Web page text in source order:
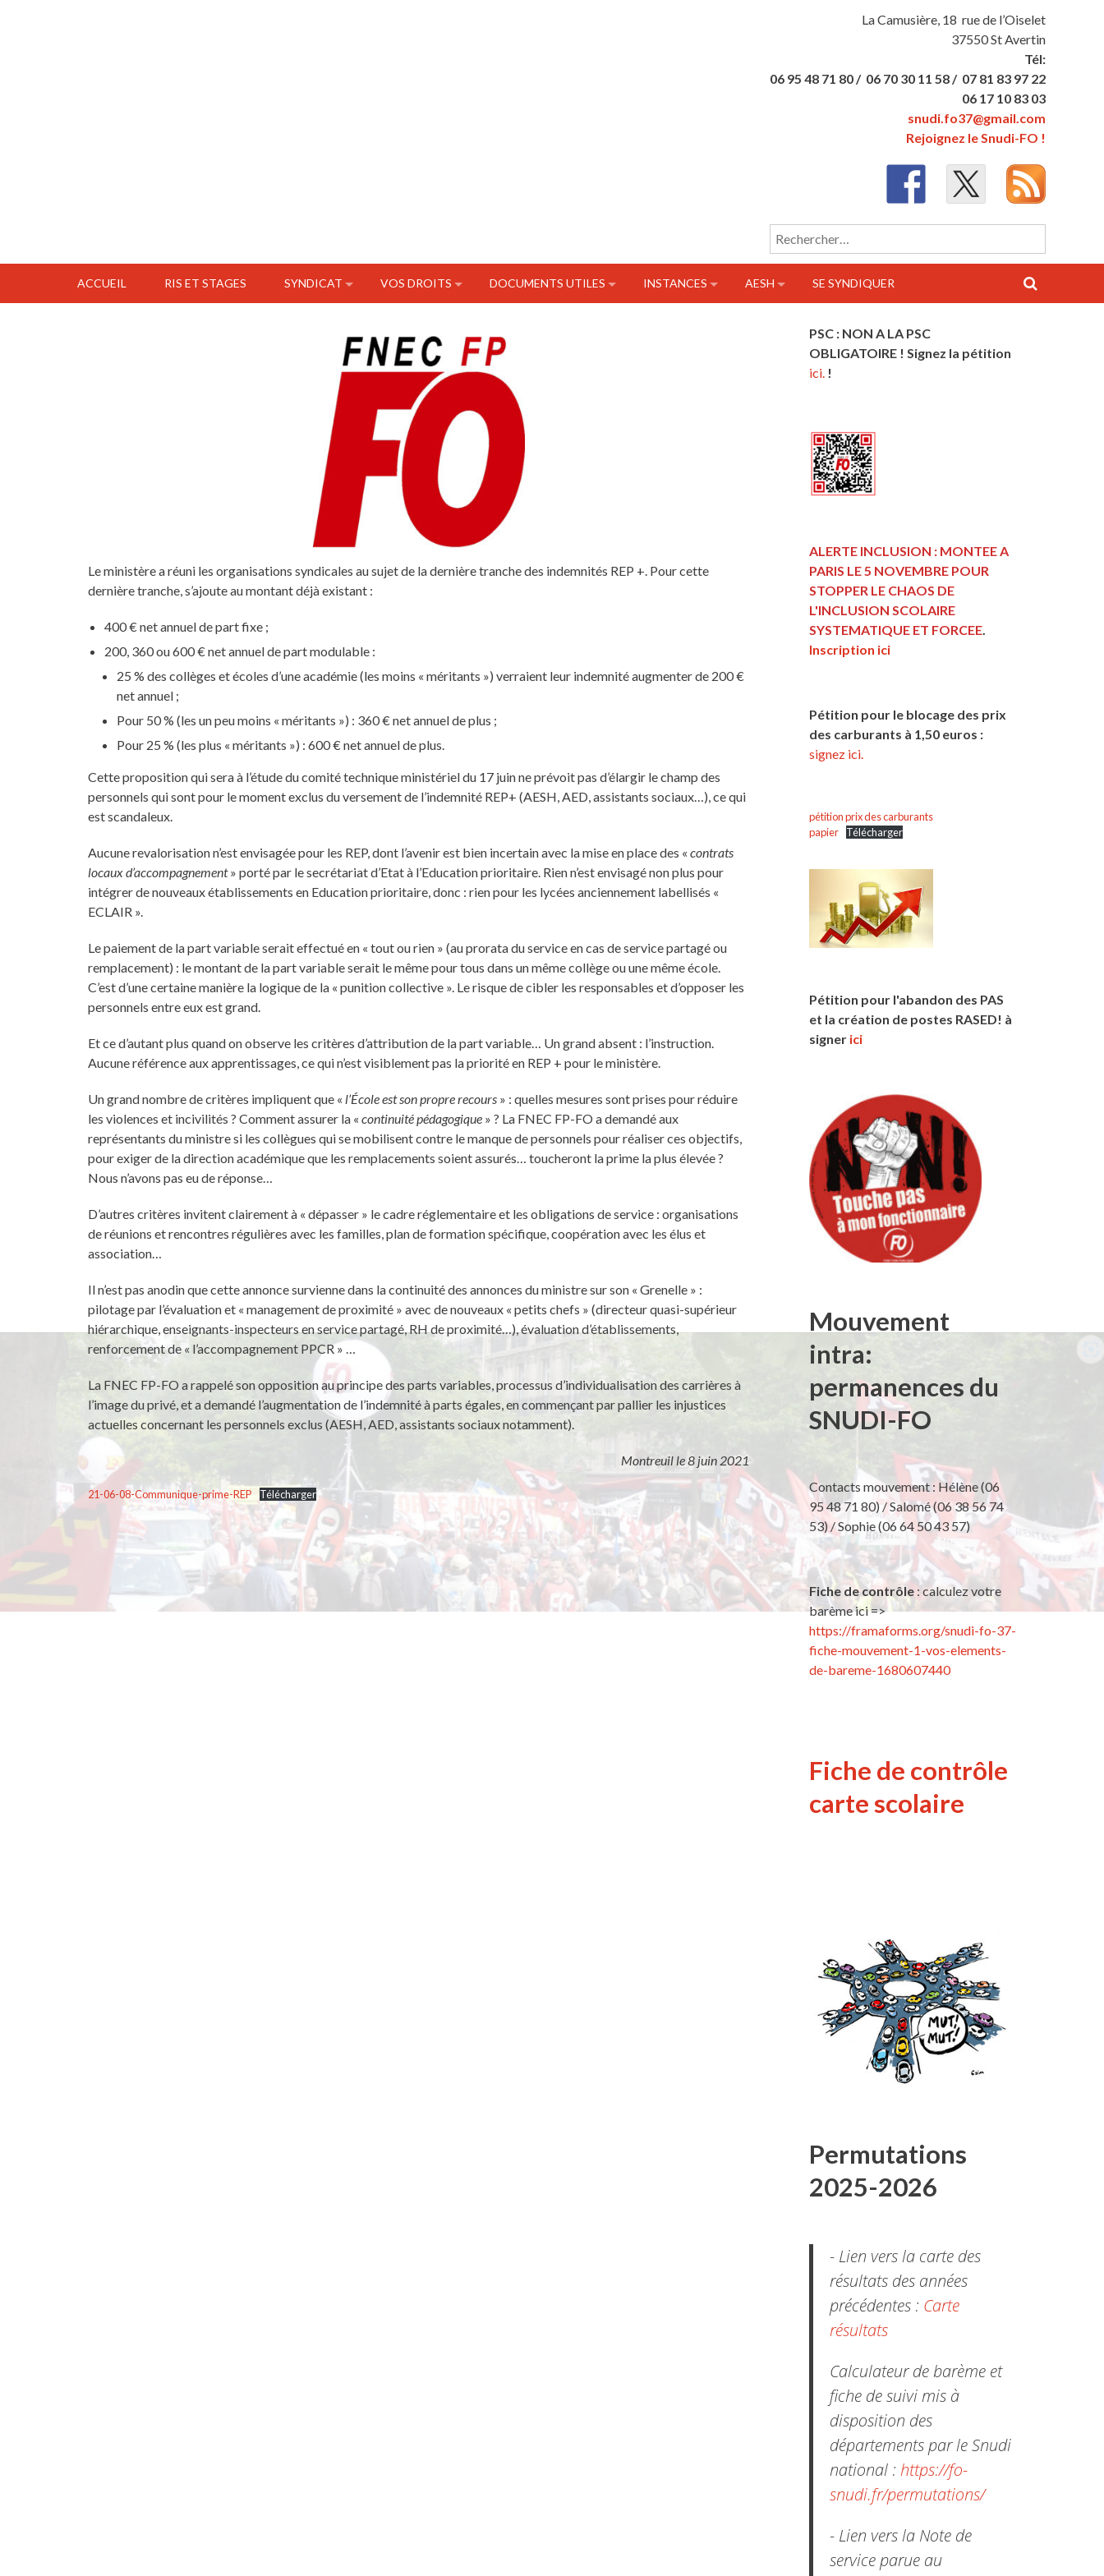
La Camusière, 18 rue de l’Oiselet
37550 St Avertin
Tél:
06 95 48 71 80 / 06 70 30 11 58 / 07 81 83 97 22
06 17 10 83 03
snudi.fo37@gmail.com
Rejoignez le Snudi-FO !
Rechercher :
ACCUEIL RIS ET STAGES SYNDICAT VOS DROITS DOCUMENTS UTILES INSTANCES AESH SE SYNDIQUER
Le ministère a réuni les organisations syndicales au sujet de la dernière tranche des indemnités REP +. Pour cette
dernière tranche, s’ajoute au montant déjà existant :
400 € net annuel de part fixe ;
200, 360 ou 600 € net annuel de part modulable :
25 % des collèges et écoles d’une académie (les moins « méritants ») verraient leur indemnité augmenter de 200 €
net annuel ;
Pour 50 % (les un peu moins « méritants ») : 360 € net annuel de plus ;
Pour 25 % (les plus « méritants ») : 600 € net annuel de plus.
Cette proposition qui sera à l’étude du comité technique ministériel du 17 juin ne prévoit pas d’élargir le champ des
personnels qui sont pour le moment exclus du versement de l’indemnité REP+ (AESH, AED, assistants sociaux…), ce qui
est scandaleux.
Aucune revalorisation n’est envisagée pour les REP, dont l’avenir est bien incertain avec la mise en place des «contrats
locaux d’accompagnement» porté par le secrétariat d’Etat à l’Education prioritaire. Rien n’est envisagé non plus pour
intégrer de nouveaux établissements en Education prioritaire, donc : rien pour les lycées anciennement labellisés «
ECLAIR ».
Le paiement de la part variable serait effectué en « tout ou rien » (au prorata du service en cas de service partagé ou
remplacement) : le montant de la part variable serait le même pour tous dans un même collège ou une même école.
C’est d’une certaine manière la logique de la « punition collective ». Le risque de cibler les responsables et d’opposer les
personnels entre eux est grand.
Et ce d’autant plus quand on observe les critères d’attribution de la part variable… Un grand absent : l’instruction.
Aucune référence aux apprentissages, ce qui n’est visiblement pas la priorité en REP + pour le ministère.
Un grand nombre de critères impliquent que « l’École est son propre recours » : quelles mesures sont prises pour réduire
les violences et incivilités ? Comment assurer la «continuité pédagogique » ? La FNEC FP-FO a demandé aux
représentants du ministre si les collègues qui se mobilisent contre le manque de personnels pour réaliser ces objectifs,
pour exiger de la direction académique que les remplacements soient assurés… toucheront la prime la plus élevée ?
Nous n’avons pas eu de réponse…
D’autres critères invitent clairement à « dépasser » le cadre réglementaire et les obligations de service : organisations
de réunions et rencontres régulières avec les familles, plan de formation spécifique, coopération avec les élus et
association…
Il n’est pas anodin que cette annonce survienne dans la continuité des annonces du ministre sur son « Grenelle » :
pilotage par l’évaluation et « management de proximité » avec de nouveaux « petits chefs » (directeur quasi-supérieur
hiérarchique, enseignants-inspecteurs en service partagé, RH de proximité…), évaluation d’établissements,
renforcement de « l’accompagnement PPCR » …
La FNEC FP-FO a rappelé son opposition au principe des parts variables, processus d’individualisation des carrières à
l’image du privé, et a demandé l’augmentation de l’indemnité à parts égales, en commençant par pallier les injustices
actuelles concernant les personnels exclus (AESH, AED, assistants sociaux notamment).
Montreuil le 8 juin 2021
21-06-08-Communique-prime-REP Télécharger
PSC : NON A LA PSC
OBLIGATOIRE ! Signez la pétition
ici. !
ALERTE INCLUSION : MONTEE A
PARIS LE 5 NOVEMBRE POUR
STOPPER LE CHAOS DE
L'INCLUSION SCOLAIRE
SYSTEMATIQUE ET FORCEE.
Inscription ici
Pétition pour le blocage des prix
des carburants à 1,50 euros :
signez ici.
pétition prix des carburants
papier
Télécharger
Pétition pour l'abandon des PAS
et la création de postes RASED! à
signer ici
Mouvement
intra:
permanences du
SNUDI-FO
Contacts mouvement : Hélène (06
95 48 71 80) / Salomé (06 38 56 74
53) / Sophie (06 64 50 43 57)
Fiche de contrôle: calculez votre
barème ici =>
https://framaforms.org/snudi-fo-37-
fiche-mouvement-1-vos-elements-
de-bareme-1680607440
Fiche de contrôle
carte scolaire
Permutations
2025-2026
- Lien vers la carte des
résultats des années
précédentes : Carte
résultats
Calculateur de barème et
fiche de suivi mis à
disposition des
départements par le Snudi
national : https://fo-
snudi.fr/permutations/
- Lien vers la Note de
service parue au